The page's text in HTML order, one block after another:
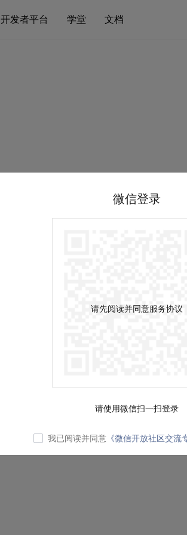
开发者平台 学堂 文档
微信登录
请先阅读并同意服务协议
请使用微信扫一扫登录
我已阅读并同意 《微信开放社区交流